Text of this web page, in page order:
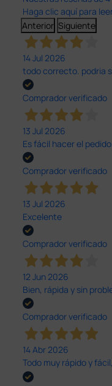
Haga clic aquí para
Anterior Siguiente
14 Jul 2026
todo correcto. podria
Comprador verificado
13 Jul 2026
Es fácil hacer el
Comprador verificado
13 Jul 2026
Excelente
Comprador verificado
12 Jun 2026
Bien, rápida y sin
Comprador verificado
14 Abr 2026
Todo muy rápido y